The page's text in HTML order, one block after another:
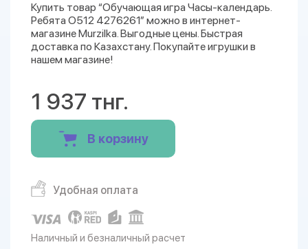
Купить товар “Обучающая игра Часы-календарь.
Ребята О512 4276261” можно в интернет-
магазине Murzilka. Выгодные цены. Быстрая
доставка по Казахстану. Покупайте игрушки в
нашем магазине!
1 937 тнг.
В корзину
Удобная оплата
Наличный и безналичный расчет